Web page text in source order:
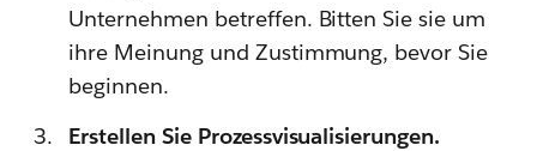
Unternehmen betreffen. Bitten Sie sie um
ihre Meinung und Zustimmung, bevor Sie
beginnen.
Erstellen Sie Prozessvisualisierungen.